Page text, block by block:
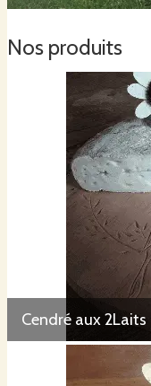
- Cerclé de Chèvre
- Tomme de Chèvre
En 2019 au Salon de
- Cerclé de Chèvre
- Cerclé de Vache médaille
- Cendré de Chèvre
Nos produits
Cendré aux 2Laits